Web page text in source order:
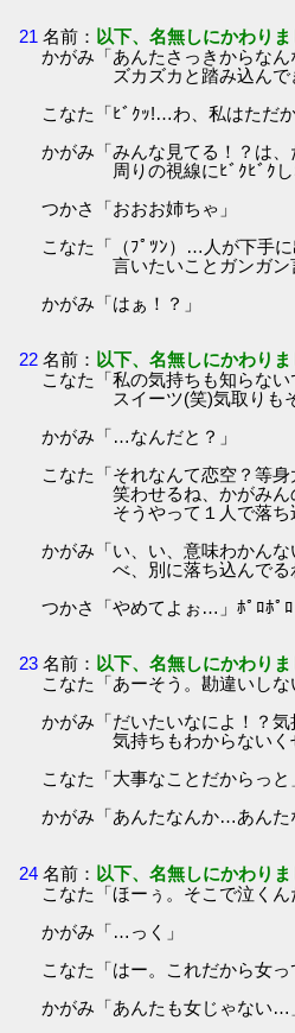
21 名前： 以下、名無しにかわり
かがみ「あんたさっきからな
ズカズカと踏み込んできて
こなた「ﾋﾞｸｯ!…わ、私はただ
かがみ「みんな見てる！？は
周りの視線にﾋﾞｸﾋﾞｸしな
つかさ「おおお姉ちゃ」
こなた「（ﾌﾟﾂﾝ）…人が下手に
言いたいことガンガン言
かがみ「はぁ！？」
22 名前： 以下、名無しにかわり
こなた「私の気持ちも知らな
スイーツ(笑)気取りもそろ
かがみ「…なんだと？」
こなた「それなんて恋空？等
笑わせるね、かがみんの
そうやって１人で落ち込ん
かがみ「い、い、意味わかん
べ、別に落ち込んでるわけ
つかさ「やめてよぉ…」ﾎﾟﾛﾎﾟﾛ
23 名前： 以下、名無しにかわり
こなた「あーそう。勘違いし
かがみ「だいたいなによ！？
気持ちもわからないくせに
こなた「大事なことだからっと
かがみ「あんたなんか…あん
24 名前： 以下、名無しにかわり
こなた「ほーぅ。そこで泣くん
かがみ「…っく」
こなた「はー。これだから女っ
かがみ「あんたも女じゃない…